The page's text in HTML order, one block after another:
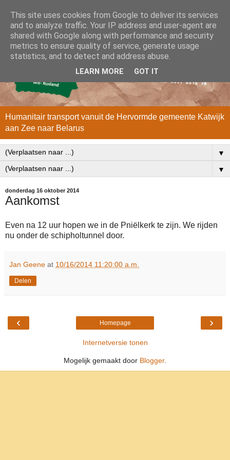
Humanitair transport vanuit de Hervormde gemeente Katwijk
aan Zee naar Belarus
▼
▼
donderdag 16 oktober 2014
Aankomst
Even na 12 uur hopen we in de Pniëlkerk te zijn. We rijden
nu onder de schipholtunnel door.
Jan Geene at 10/16/2014 11:20:00 a.m.
Delen
‹ ›
Homepage
Internetversie tonen
Mogelijk gemaakt door Blogger.
This site uses cookies from Google to deliver its services
and to analyze traffic. Your IP address and user-agent are
shared with Google along with performance and security
metrics to ensure quality of service, generate usage
statistics, and to detect and address abuse.
LEARN MORE GOT IT